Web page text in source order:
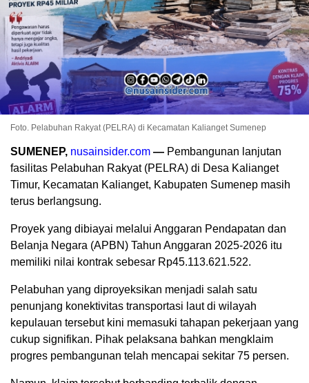
Foto. Pelabuhan Rakyat (PELRA) di Kecamatan Kalianget Sumenep
SUMENEP, nusainsider.com — Pembangunan lanjutan
fasilitas Pelabuhan Rakyat (PELRA) di Desa Kalianget
Timur, Kecamatan Kalianget, Kabupaten Sumenep masih
terus berlangsung.
Proyek yang dibiayai melalui Anggaran Pendapatan dan
Belanja Negara (APBN) Tahun Anggaran 2025-2026 itu
memiliki nilai kontrak sebesar Rp45.113.621.522.
Pelabuhan yang diproyeksikan menjadi salah satu
penunjang konektivitas transportasi laut di wilayah
kepulauan tersebut kini memasuki tahapan pekerjaan yang
cukup signifikan. Pihak pelaksana bahkan mengklaim
progres pembangunan telah mencapai sekitar 75 persen.